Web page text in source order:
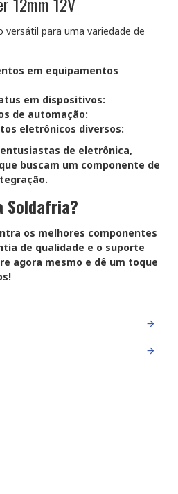
versátil para uma variedade de
em equipamentos
em dispositivos:
de automação:
eletrônicos diversos:
de eletrônica,
buscam um componente de
Soldafria?
os melhores componentes
de qualidade e o suporte
agora mesmo e dê um toque